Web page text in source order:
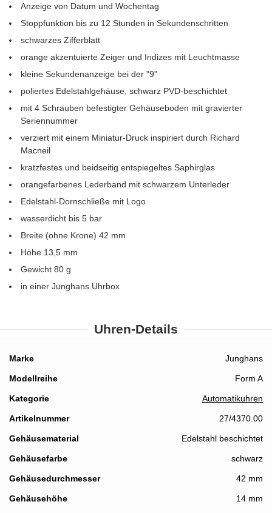
Anzeige von Datum und Wochentag
Stoppfunktion bis zu 12 Stunden in Sekundenschritten
schwarzes Zifferblatt
orange akzentuierte Zeiger und Indizes mit Leuchtmasse
kleine Sekundenanzeige bei der "9"
poliertes Edelstahlgehäuse, schwarz PVD-beschichtet
mit 4 Schrauben befestigter Gehäuseboden mit gravierter
Seriennummer
verziert mit einem Miniatur-Druck inspiriert durch Richard
Macneil
kratzfestes und beidseitig entspiegeltes Saphirglas
orangefarbenes Lederband mit schwarzem Unterleder
Edelstahl-Dornschließe mit Logo
wasserdicht bis 5 bar
Breite (ohne Krone) 42 mm
Höhe 13,5 mm
Gewicht 80 g
in einer Junghans Uhrbox
Uhren-Details
Details
Marke Junghans
Modellreihe Form A
Kategorie Automatikuhren
Artikelnummer 27/4370.00
Gehäusematerial Edelstahl beschichtet
Gehäusefarbe schwarz
Gehäusedurchmesser 42 mm
Gehäusehöhe 14 mm